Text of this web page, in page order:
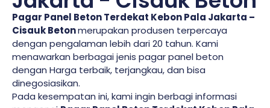
Pagar Panel Beton Terdekat Kebon Pala Jakarta –
Cisauk Betonmerupakan produsen terpercaya
dengan pengalaman lebih dari 20 tahun. Kami
menawarkan berbagai jenis pagar panel beton
dengan Harga terbaik, terjangkau, dan bisa
dinegosiasikan.
Pada kesempatan ini, kami ingin berbagi informasi